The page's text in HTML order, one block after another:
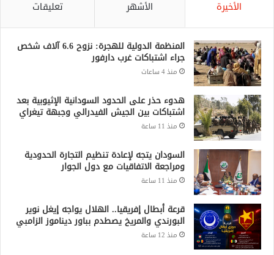
الأخيرة الأشهر تعليقات
المنظمة الدولية للهجرة: نزوح 6.6 آلاف شخص
جراء اشتباكات غرب دارفور
منذ 4 ساعات
هدوء حذر على الحدود السودانية الإثيوبية بعد
اشتباكات بين الجيش الفيدرالي وجبهة تيغراي
منذ 11 ساعة
السودان يتجه لإعادة تنظيم التجارة الحدودية
ومراجعة الاتفاقيات مع دول الجوار
منذ 11 ساعة
قرعة أبطال إفريقيا.. الهلال يواجه إيغل نوير
البورندي والمريخ يصطدم بباور ديناموز الزامبي
منذ 12 ساعة